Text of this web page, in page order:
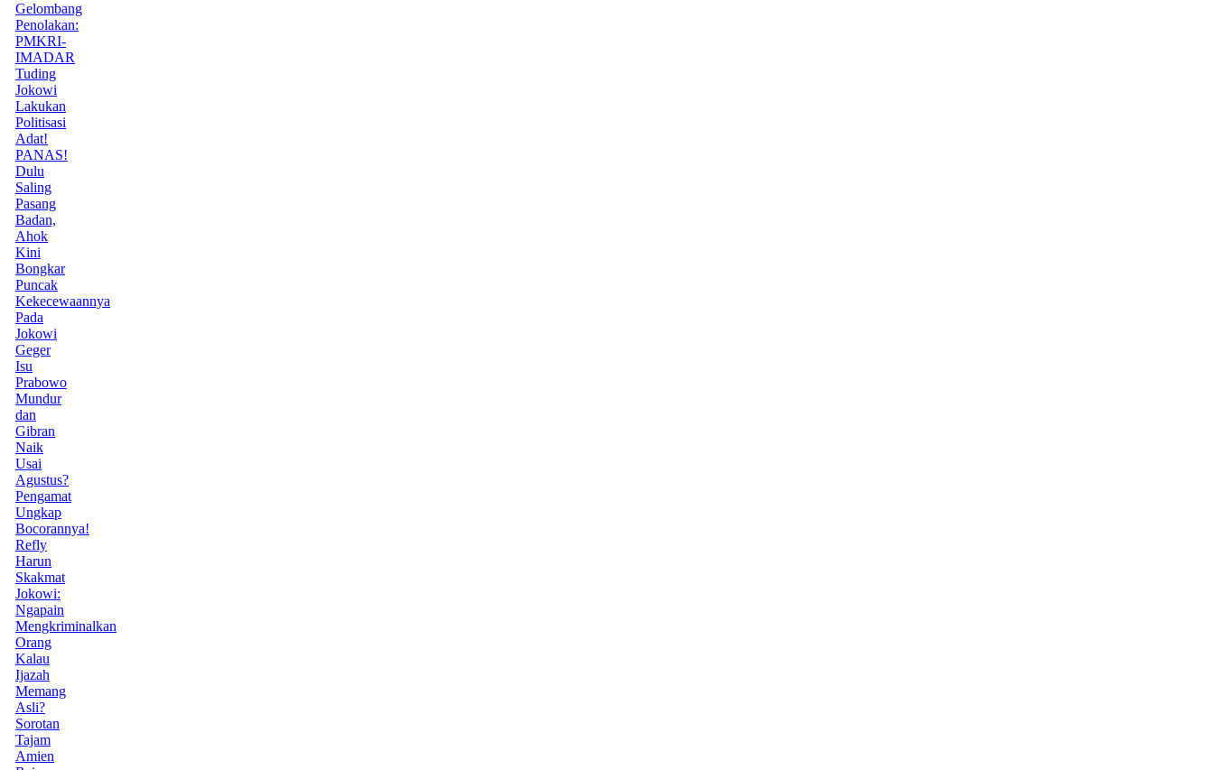
Gelombang
Penolakan:
PMKRI-
IMADAR
Tuding
Jokowi
Lakukan
Politisasi
Adat!
PANAS!
Dulu
Saling
Pasang
Badan,
Ahok
Kini
Bongkar
Puncak
Kekecewaannya
Pada
Jokowi
Geger
Isu
Prabowo
Mundur
dan
Gibran
Naik
Usai
Agustus?
Pengamat
Ungkap
Bocorannya!
Refly
Harun
Skakmat
Jokowi:
Ngapain
Mengkriminalkan
Orang
Kalau
Ijazah
Memang
Asli?
Sorotan
Tajam
Amien